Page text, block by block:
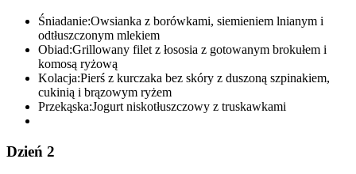
Śniadanie:Owsianka z borówkami, siemieniem lnianym i
odtłuszczonym mlekiem
Obiad:Grillowany filet z łososia z gotowanym brokułem i
komosą ryżową
Kolacja:Pierś z kurczaka bez skóry z duszoną szpinakiem,
cukinią i brązowym ryżem
Przekąska:Jogurt niskotłuszczowy z truskawkami
Dzień 2